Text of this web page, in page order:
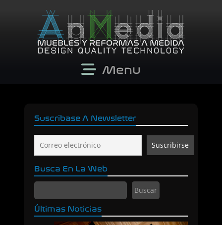
Menu
Suscribase A Newsletter
Busca En La Web
Buscar
Buscar
Últimas Noticias